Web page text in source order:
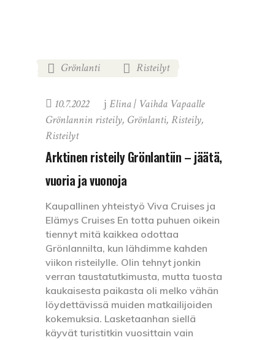
Grönlanti Risteilyt
10.7.2022
Elina | Vaihda Vapaalle
Grönlannin risteily, Grönlanti, Risteily,
Risteilyt
Arktinen risteily Grönlantiin – jäätä,
vuoria ja vuonoja
Kaupallinen yhteistyö Viva Cruises ja
Elämys Cruises En totta puhuen oikein
tiennyt mitä kaikkea odottaa
Grönlannilta, kun lähdimme kahden
viikon risteilylle. Olin tehnyt jonkin
verran taustatutkimusta, mutta tuosta
kaukaisesta paikasta oli melko vähän
löydettävissä muiden matkailijoiden
kokemuksia. Lasketaanhan siellä
käyvät turistitkin vuosittain vain